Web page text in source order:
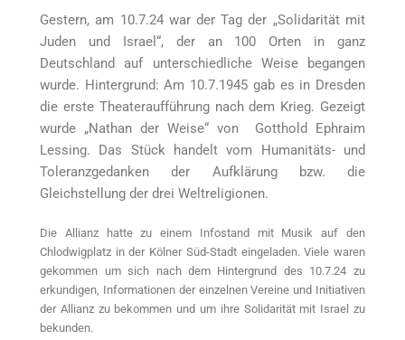
Gestern, am 10.7.24 war der Tag der „Solidarität mit
Juden und Israel“, der an 100 Orten in ganz
Deutschland auf unterschiedliche Weise begangen
wurde. Hintergrund: Am 10.7.1945 gab es in Dresden
die erste Theateraufführung nach dem Krieg. Gezeigt
wurde „Nathan der Weise“ von Gotthold Ephraim
Lessing. Das Stück handelt vom Humanitäts- und
Toleranzgedanken der Aufklärung bzw. die
Gleichstellung der drei Weltreligionen.
Die Allianz hatte zu einem Infostand mit Musik auf den
Chlodwigplatz in der Kölner Süd-Stadt eingeladen. Viele waren
gekommen um sich nach dem Hintergrund des 10.7.24 zu
erkundigen, Informationen der einzelnen Vereine und Initiativen
der Allianz zu bekommen und um ihre Solidarität mit Israel zu
bekunden.